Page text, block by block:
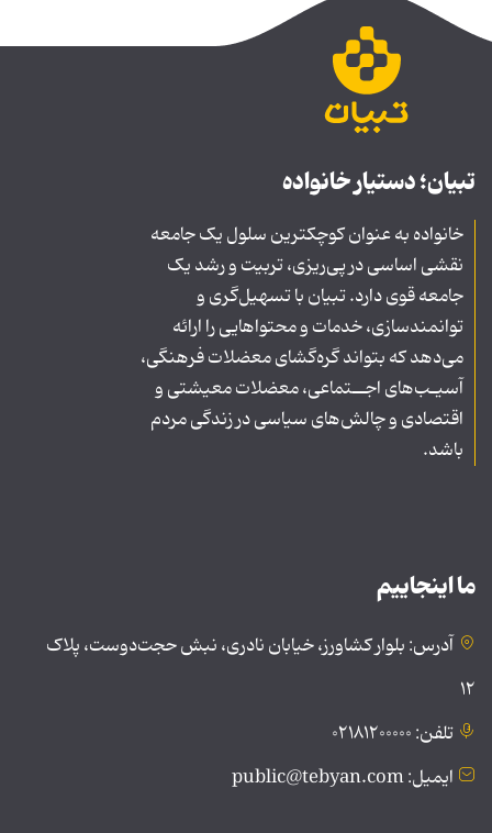
تبیان؛ دستیار خانواده
خانواده به عنوان کوچکترین سلول یک جامعه
نقشی اساسی در پی‌ریزی، تربیت و رشد یک
جامعه قوی دارد. تبیان با تسهیل‌گری و
توانمندسازی، خدمات و محتواهایی را ارائه
می‌دهد که بتواند گره‌گشای معضلات فرهنگی،
آسیـب‌های اجــتماعی، معضلات معیشتی و
اقتصادی و چالش‌های سیاسی در زندگی مردم
باشد.
ما اینجاییم
آدرس: بلوار کشاورز، خیابان نادری، نبش حجت‌دوست، پلاک
۱۲
تلفن: ۰۲۱۸۱۲۰۰۰۰۰
ایمیل: public@tebyan.com